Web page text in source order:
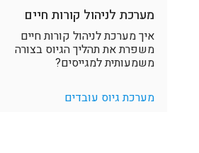
מערכת לניהול קורות חיים
איך מערכת לניהול קורות חיים
משפרת את תהליך הגיוס בצורה
משמעותית למגייסים?
מערכת גיוס עובדים